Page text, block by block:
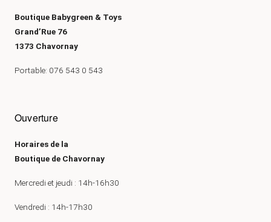
Boutique Babygreen & Toys
Grand’Rue 76
1373 Chavornay
Portable: 076 543 0 543
Ouverture
Horaires de la
Boutique de Chavornay
Mercredi et jeudi : 14h-16h30
Vendredi : 14h-17h30